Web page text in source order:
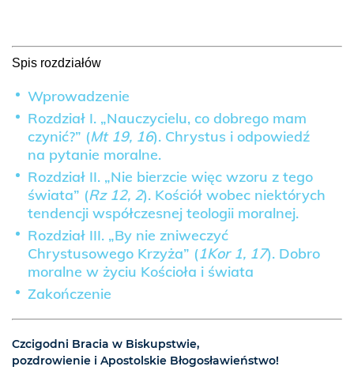
Spis rozdziałów
Wprowadzenie
Rozdział I. „Nauczycielu, co dobrego mam
czynić?” (Mt 19, 16). Chrystus i odpowiedź
na pytanie moralne.
Rozdział II. „Nie bierzcie więc wzoru z tego
świata” (Rz 12, 2). Kościół wobec niektórych
tendencji współczesnej teologii moralnej.
Rozdział III. „By nie zniweczyć
Chrystusowego Krzyża” (1Kor 1, 17). Dobro
moralne w życiu Kościoła i świata
Zakończenie
Czcigodni Bracia w Biskupstwie,
pozdrowienie i Apostolskie Błogosławieństwo!